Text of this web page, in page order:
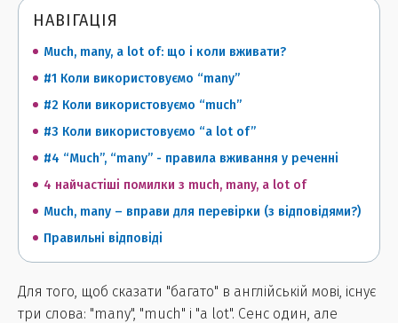
НАВІГАЦІЯ
Much, many, a lot of: що і коли вживати?
#1 Коли використовуємо “many”
#2 Коли використовуємо “much”
#3 Коли використовуємо “a lot of”
#4 “Much”, “many” - правила вживання у реченні
4 найчастіші помилки з much, many, a lot of
Much, many – вправи для перевірки (з відповідями?)
Правильні відповіді
Для того, щоб сказати "багато" в англійській мові, існує
три слова: "many", "much" і "a lot". Сенс один, але